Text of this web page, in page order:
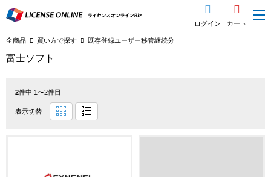
ログイン カート
全商品 買い方で探す 既存登録ユーザー移管継続分
富士ソフト
2件中 1〜2件目
表示切替